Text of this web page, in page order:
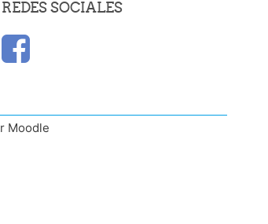
REDES SOCIALES
Moodle